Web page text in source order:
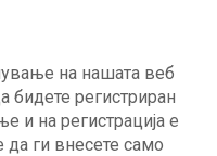
на нашата веб
бидете регистриран
и на регистрација е
да ги внесете само